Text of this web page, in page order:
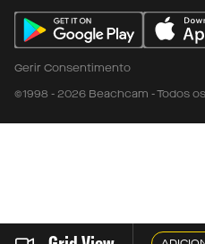
Gerir Consentimento
©1998 - 2026 Beachcam - Todos